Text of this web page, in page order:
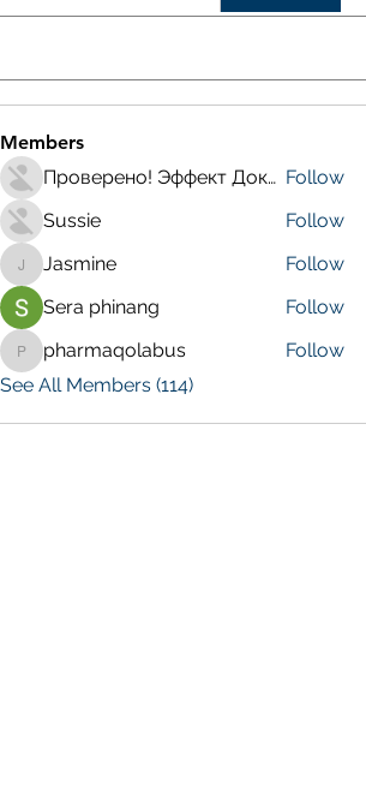
Members
Проверено! Эффект Доказан Follow
Sussie
Follow
Jasmine
Jasmine
Follow
Sera phinang
Follow
pharmaqolabus
pharmaqolabus
Follow
See All Members (114)